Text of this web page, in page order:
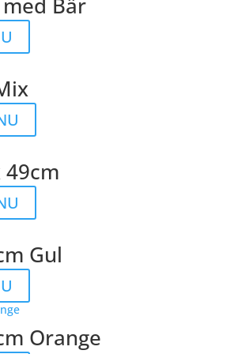
Bär
här
har
varianter.
olika
på
här
har
olika
Gul
Orange